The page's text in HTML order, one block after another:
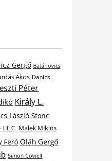
Gergő Batánovics
Ákos Danics
Péter
Király L.
László Stone
LiL C. Malek Miklós
Feró Oláh Gergő
Simon Cowell